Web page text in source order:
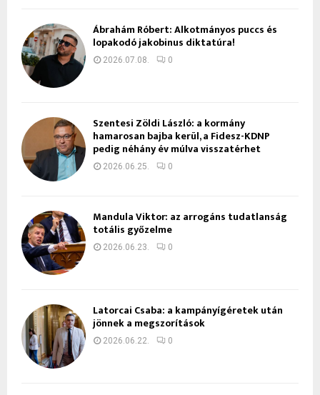
Ábrahám Róbert: Alkotmányos puccs és
lopakodó jakobinus diktatúra!
2026.07.08. 0
Szentesi Zöldi László: a kormány
hamarosan bajba kerül, a Fidesz-KDNP
pedig néhány év múlva visszatérhet
2026.06.25. 0
Mandula Viktor: az arrogáns tudatlanság
totális győzelme
2026.06.23. 0
Latorcai Csaba: a kampányígéretek után
jönnek a megszorítások
2026.06.22. 0